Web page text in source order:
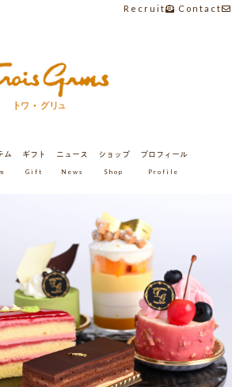
Recruit Contact
ム ギフト
Gift
ニュース
News
ショップ
Shop
プロフィール
Profile